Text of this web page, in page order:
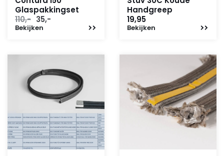
Glaspakkingset
110,- Oorspronkelijke
prijs
35,-
Bekijken
Handgreep
19,95
Bekijken